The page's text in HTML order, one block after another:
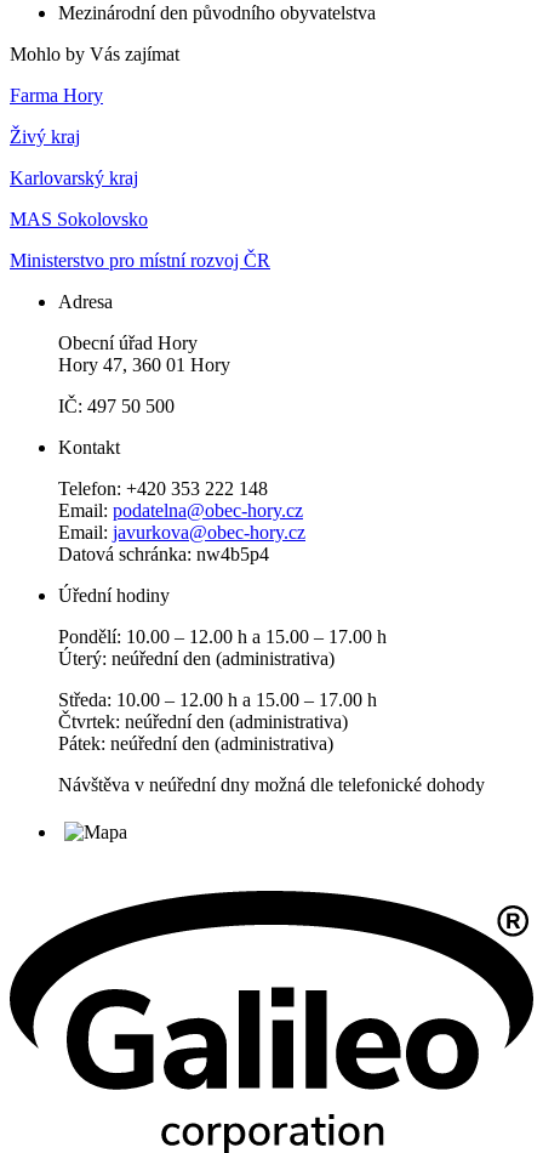
Mezinárodní den původního obyvatelstva
Mohlo by Vás zajímat
Farma Hory
Živý kraj
Karlovarský kraj
MAS Sokolovsko
Ministerstvo pro místní rozvoj ČR
Adresa
Obecní úřad Hory
Hory 47, 360 01 Hory
IČ: 497 50 500
Kontakt
Telefon: +420 353 222 148
Email: podatelna@obec-hory.cz
Email: javurkova@obec-hory.cz
Datová schránka: nw4b5p4
Úřední hodiny
Pondělí: 10.00 – 12.00 h a 15.00 – 17.00 h
Úterý: neúřední den (administrativa)
Středa: 10.00 – 12.00 h a 15.00 – 17.00 h
Čtvrtek: neúřední den (administrativa)
Pátek: neúřední den (administrativa)
Návštěva v neúřední dny možná dle telefonické dohody